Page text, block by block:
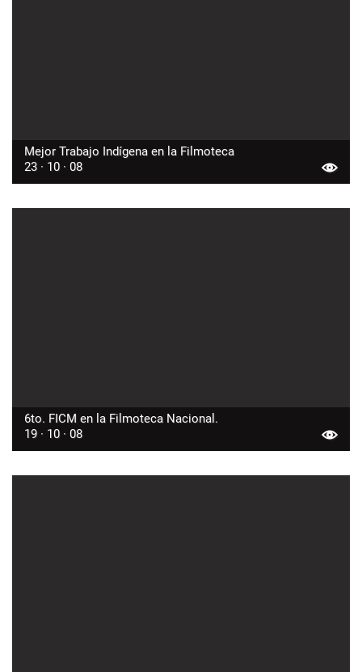
Mejor Trabajo Indígena en la Filmoteca
23 · 10 · 08
6to. FICM en la Filmoteca Nacional.
19 · 10 · 08